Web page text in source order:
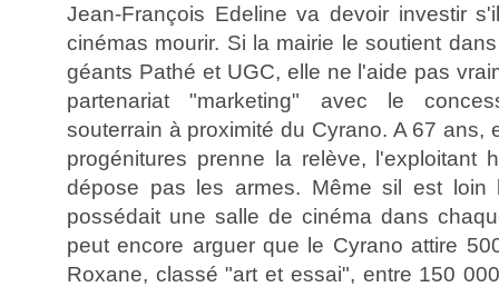
Jean-François Edeline va devoir investir
cinémas mourir. Si la mairie le soutient
géants Pathé et UGC, elle ne l'aide pas
partenariat "marketing" avec le
souterrain à proximité du Cyrano. A 67 ans,
progénitures prenne la relève, l'exploitant
dépose pas les armes. Même sil est
possédait une salle de cinéma dans
peut encore arguer que le Cyrano attire
Roxane, classé "art et essai", entre 150